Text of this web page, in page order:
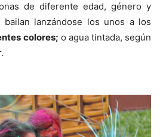
de diferente edad, género y
lanzándose los unos a los
colores; o agua tintada, según